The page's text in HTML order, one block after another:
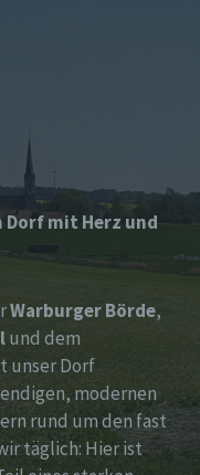
Dorf mit Herz und
Warburger Börde,
und dem
unser Dorf
modernen
rund um den fast
täglich: Hier ist